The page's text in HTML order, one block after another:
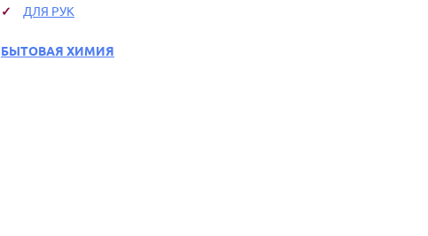
ДЛЯ РУК
БЫТОВАЯ ХИМИЯ